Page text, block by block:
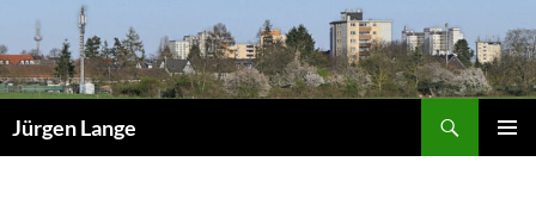
Inhalt
springen
Jürgen Lange